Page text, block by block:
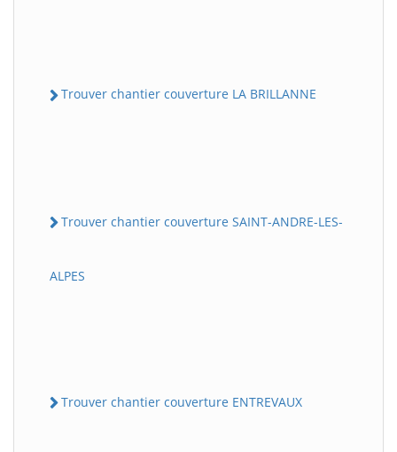
Trouver chantier couverture LA BRILLANNE
Trouver chantier couverture SAINT-ANDRE-LES-
ALPES
Trouver chantier couverture ENTREVAUX